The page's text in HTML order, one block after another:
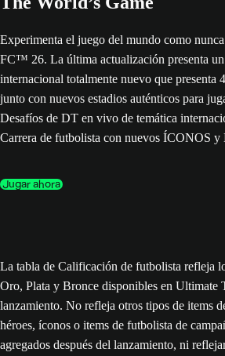
Experimenta el juego del mundo como
FC™ 26. La última actualización presenta
internacional totalmente nuevo que presenta
junto con nuevos estadios auténticos para
Desafíos de DT en vivo de temática
Carrera de futbolista con nuevos ÍCONOS y
Jugar ahora
La tabla de Calificación de futbolista refleja
Oro, Plata y Bronce disponibles en Ultimate
lanzamiento. No refleja otros tipos de items
héroes, íconos o items de futbolista de
agregados después del lanzamiento, ni